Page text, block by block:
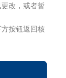
改，或者暂
按钮返回核